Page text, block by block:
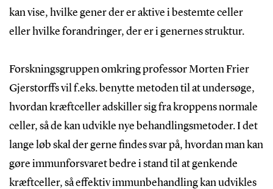
kan vise, hvilke gener der er aktive i bestemte celler
eller hvilke forandringer, der er i genernes struktur.
Forskningsgruppen omkring professor Morten Frier
Gjerstorffs vil f.eks. benytte metoden til at undersøge,
hvordan kræftceller adskiller sig fra kroppens normale
celler, så de kan udvikle nye behandlingsmetoder. I det
lange løb skal der gerne findes svar på, hvordan man kan
gøre immunforsvaret bedre i stand til at genkende
kræftceller, så effektiv immunbehandling kan udvikles